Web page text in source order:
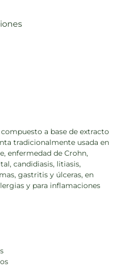
a base de extracto
tradicionalmente usada en
enfermedad de Crohn,
candidiasis, litiasis,
gastritis y úlceras, en
y para inflamaciones